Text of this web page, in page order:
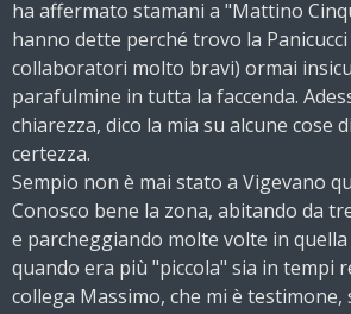
ha affermato stamani a "Mattino
hanno dette perché trovo la
collaboratori molto bravi) ormai
parafulmine in tutta la faccenda.
chiarezza, dico la mia su alcune cose
certezza.
Sempio non è mai stato a Vigevano
Conosco bene la zona, abitando da
e parcheggiando molte volte in
quando era più "piccola" sia in tempi
collega Massimo, che mi è testimone,